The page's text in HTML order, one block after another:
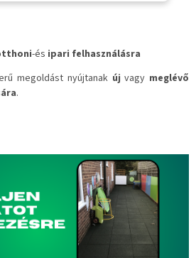
-és ipari felhasználásra
megoldást nyújtanak új vagy meglévő
.